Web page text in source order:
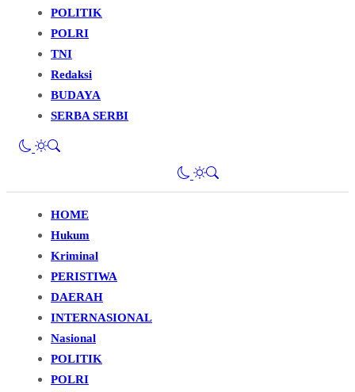
POLITIK
POLRI
TNI
Redaksi
BUDAYA
SERBA SERBI
HOME
Hukum
Kriminal
PERISTIWA
DAERAH
INTERNASIONAL
Nasional
POLITIK
POLRI